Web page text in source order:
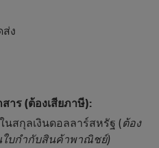
ง
าร (ต้องเสียภาษี):
สกุลเงินดอลลาร์สหรัฐ (ต้อง
ใบกํากับสินค้าพาณิชย์)